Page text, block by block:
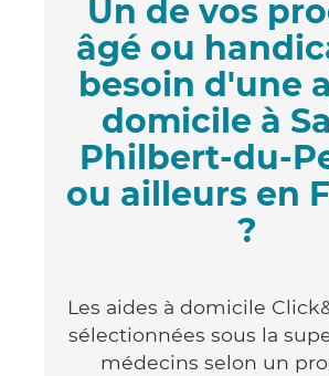
Un de vos
âgé ou
besoin d'une
domicile à
Philbert-du-
ou ailleurs en
?
Les aides à domicile
sélectionnées sous la
médecins selon un